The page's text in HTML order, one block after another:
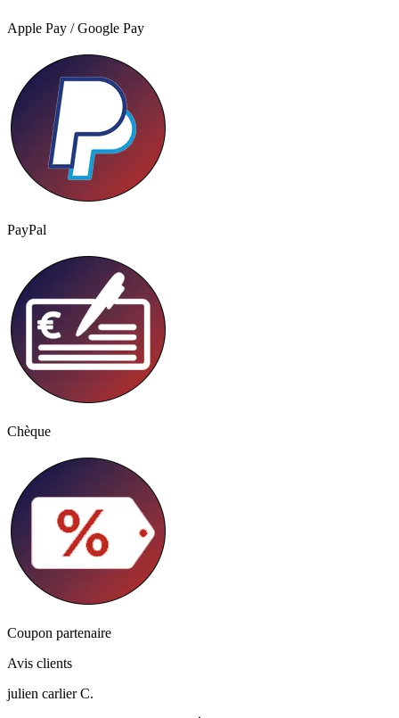
Apple Pay / Google Pay
PayPal
Chèque
Coupon partenaire
Avis clients
julien carlier C.